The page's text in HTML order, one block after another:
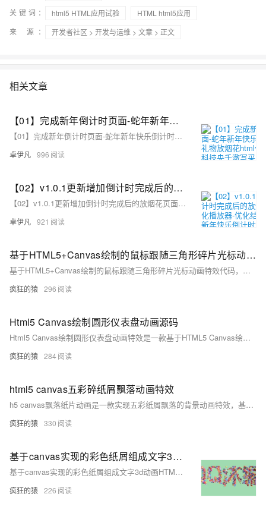
关键词：
html5 HTML应用试验
HTML html5应用
来 源：
开发者社区 > 开发与运维 > 文章 > 正文
相关文章
【01】完成新年倒计时页面-蛇年新年快乐倒计时领取礼物放烟花html代码优雅草科技央千澈写采用html5+div+CSS+JavaScript-优雅草卓伊凡-做一条关于新年的代码分享给你们-为了C站的分拼一下子
【01】完成新年倒计时页面-蛇年新年快乐倒计时领取礼物放烟花html代码优雅草科技央千澈写采用html5+div+CSS+JavaScript-优雅草卓伊凡-做一条关于新年的代码分享给你们-为了C站的分拼一下子
卓伊凡 996
【02】v1.0.1更新增加倒计时完成后的放烟花页面-优化播放器-优化结构目录-蛇年新年快乐倒计时领取礼物放烟花html代码优雅草科技央千澈写采用html5+div+CSS+JavaScript-优雅草卓伊凡-做一条关于新年的代码分享给你们-为了C站的分拼一下子
【02】v1.0.1更新增加倒计时完成后的放烟花页面-优化播放器-优化结构目录-蛇年新年快乐倒计时领取礼物放烟花html代码优雅草科技央千澈写采用html5+div+CSS+JavaScript-优雅草卓伊凡-做一条关于新年的代码分享给你们-为了C站的分拼一下子
卓伊凡 921
基于HTML5+Canvas绘制的鼠标跟随三角形碎片光标动画代码
基于HTML5+Canvas绘制的鼠标跟随三角形碎片光标动画特效代码，很有意思，一团三角形碎片跟随鼠标的移动，不冗长、不笨重，反而有一种很轻盈的感觉，非常不错
疯狂的猿 296
Html5 Canvas绘制圆形仪表盘动画源码
Html5 Canvas绘制圆形仪表盘动画特效是一款基于HTML5 Canvas绘制的圆形百分比仪表盘动画特效。
疯狂的猿 284
html5 canvas五彩碎纸屑飘落动画特效
h5 canvas飘落纸片动画是一款实现五彩纸屑飘落的背景动画特效，基于canvas绘制的空中飘落的纸屑片动画特效，适用于网页动态背景效果代码。简单使用，欢迎下载！代码适用浏览器：搜狗、360、FireFox(建议)、Chrome、Safari、Opera、傲游、世界之窗，是一款不错的的特效插件，希望大家喜欢！
疯狂的猿 330
基于canvas实现的彩色纸屑组成文字3d动画HTML源码
基于canvas实现的彩色纸屑组成文字3d动画HTML源码
疯狂的猿 226